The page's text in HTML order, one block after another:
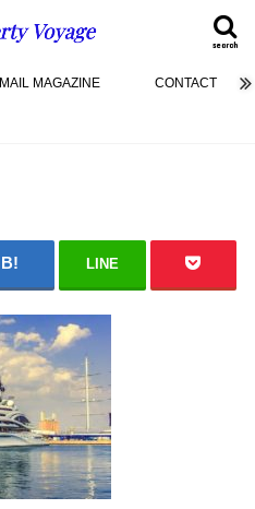
search
MAIL MAGAZINE CONTACT
LINE